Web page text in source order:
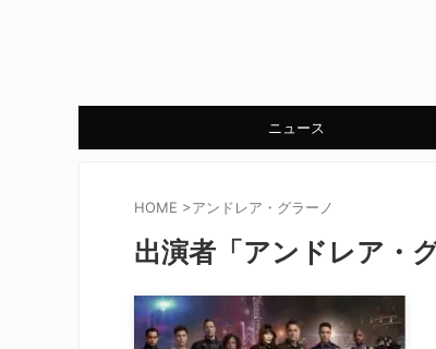
ニュース
HOME >アンドレア・グラーノ
出演者「アンドレア・